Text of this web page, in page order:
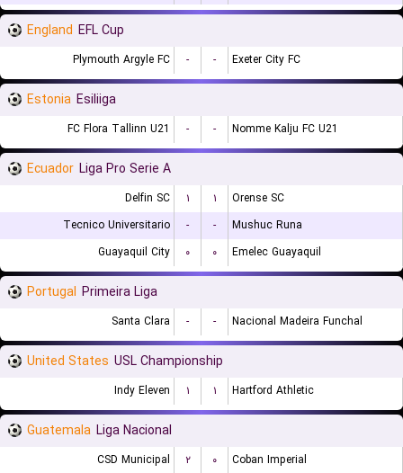
England EFL Cup
Plymouth Argyle FC - - Exeter City FC
Estonia Esiliiga
FC Flora Tallinn U21 - - Nomme Kalju FC U21
Ecuador Liga Pro Serie A
Delfin SC ۱ ۱
Orense SC
Tecnico Universitario
- -
Mushuc Runa
Guayaquil City
۰ ۰ Emelec Guayaquil
Portugal Primeira Liga
Santa Clara - - Nacional Madeira Funchal
United States USL Championship
Indy Eleven ۱ ۱ Hartford Athletic
Guatemala Liga Nacional
CSD Municipal ۲ ۰
Coban Imperial